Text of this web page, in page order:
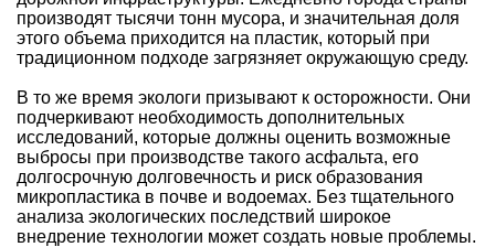
производят тысячи тонн мусора, и значительная доля
этого объема приходится на пластик, который при
традиционном подходе загрязняет окружающую среду.
В то же время экологи призывают к осторожности. Они
подчеркивают необходимость дополнительных
исследований, которые должны оценить возможные
выбросы при производстве такого асфальта, его
долгосрочную долговечность и риск образования
микропластика в почве и водоемах. Без тщательного
анализа экологических последствий широкое
внедрение технологии может создать новые проблемы.